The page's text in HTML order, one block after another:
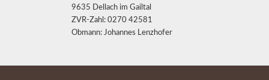
9635 Dellach im Gailtal
ZVR-Zahl: 0270 42581
Obmann: Johannes Lenzhofer